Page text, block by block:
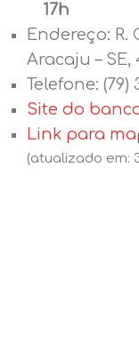
17h
Endereço: R.
Aracaju – SE,
Telefone: (79)
Site do
Link para
(atualizado em: